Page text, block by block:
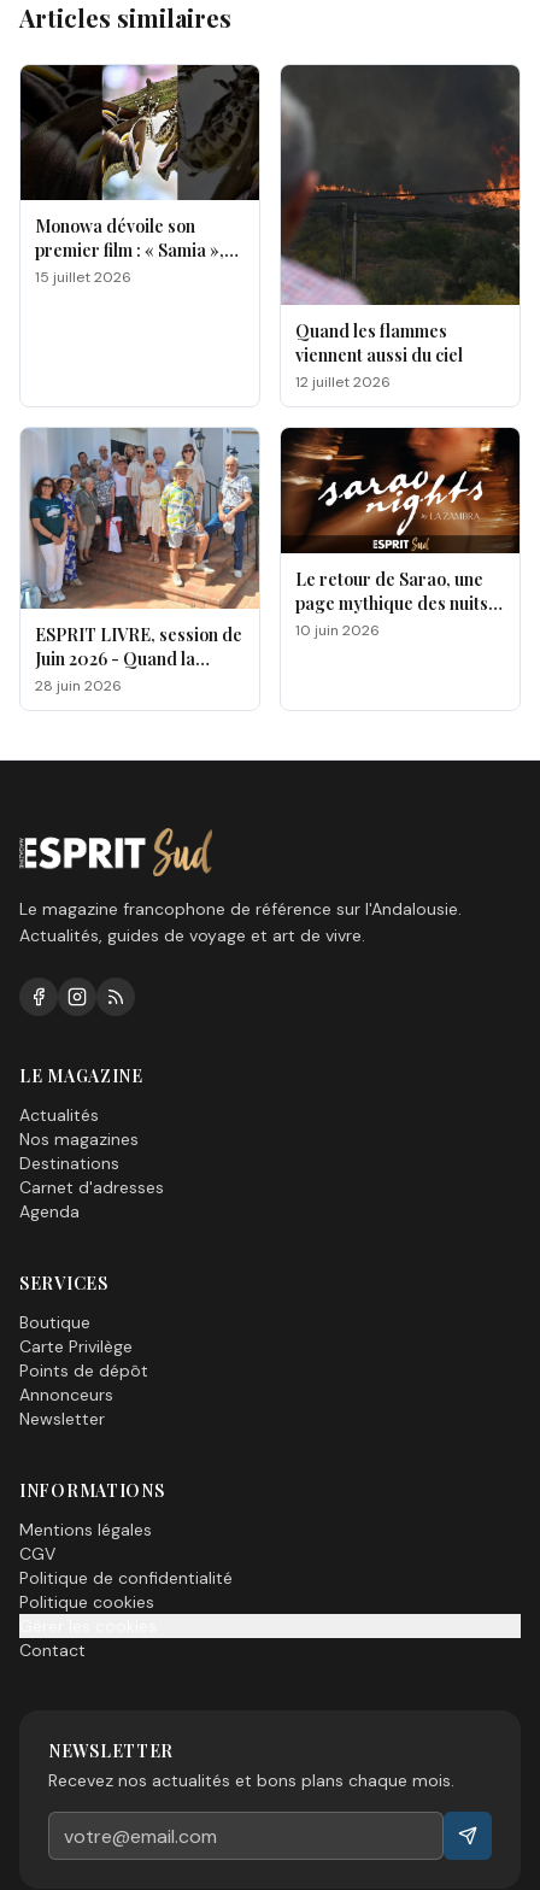
Articles similaires
Monowa dévoile son
premier film : « Samia »,
un hommage à la magie
15 juillet 2026
Quand les flammes
viennent aussi du ciel
12 juillet 2026
ESPRIT LIVRE, session de
Juin 2026 - Quand la
magie opère !
28 juin 2026
Le retour de Sarao, une
page mythique des nuits
de la Costa del Sol qui se
10 juin 2026
Le magazine francophone de référence sur l'Andalousie.
Actualités, guides de voyage et art de vivre.
LE MAGAZINE
Actualités
Nos magazines
Destinations
Carnet d'adresses
Agenda
SERVICES
Boutique
Carte Privilège
Points de dépôt
Annonceurs
Newsletter
INFORMATIONS
Mentions légales
CGV
Politique de confidentialité
Politique cookies
Contact
NEWSLETTER
Recevez nos actualités et bons plans chaque mois.